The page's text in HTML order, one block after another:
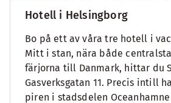
Hotell i Helsingborg
Bo på ett av våra tre hotell i
Mitt i stan, nära både
färjorna till Danmark, hittar du
Gasverksgatan 11. Precis intill
piren i stadsdelen